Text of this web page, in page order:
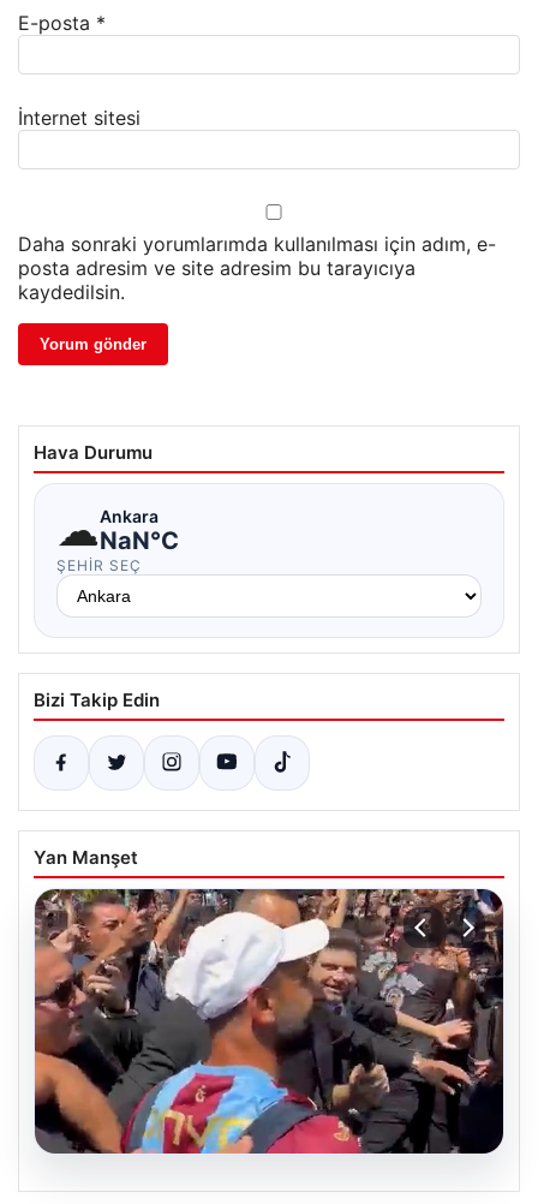
E-posta *
İnternet sitesi
Daha sonraki yorumlarımda kullanılması için adım, e-
posta adresim ve site adresim bu tarayıcıya
kaydedilsin.
Hava Durumu
☁Ankara
NaN°C
ŞEHIR SEÇ
Bizi Takip Edin
Yan Manşet